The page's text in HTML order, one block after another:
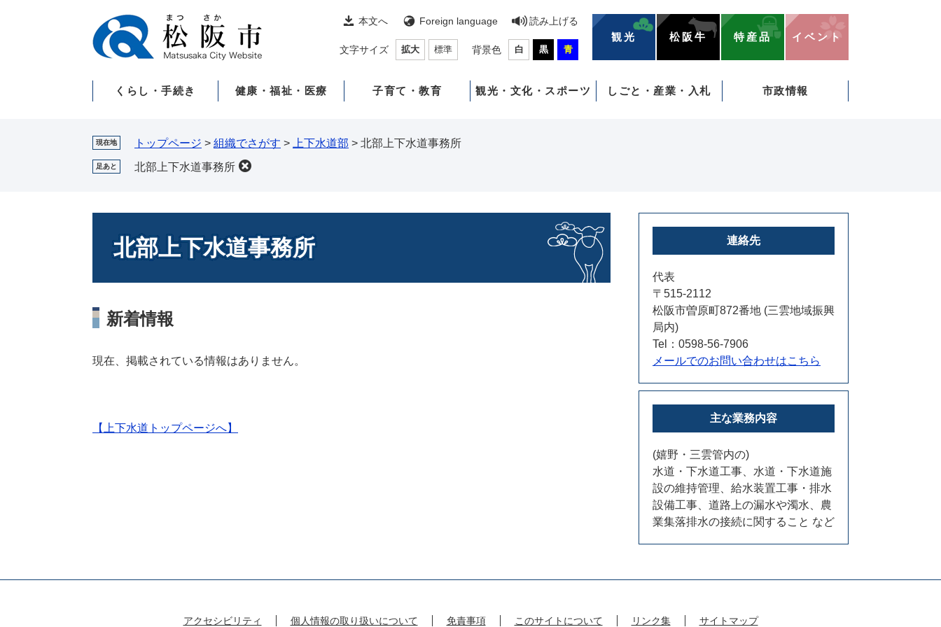
本文へ Foreign language 読み上げる
文字サイズ 拡大 標準 背景色 白 黒 青
観光 松阪牛 特産品 イベント
くらし・手続き 健康・福祉・医療 子育て・教育 観光・文化・スポーツ しごと・産業・入札 市政情報
現在地 トップページ > 組織でさがす > 上下水道部 > 北部上下水道事務所
足あと 北部上下水道事務所
北部上下水道事務所
新着情報
現在、掲載されている情報はありません。
【上下水道トップページへ】
連絡先
代表
〒515-2112
松阪市曽原町872番地 (三雲地域振興
局内)
Tel：0598-56-7906
メールでのお問い合わせはこちら
主な業務内容
(嬉野・三雲管内の)
水道・下水道工事、水道・下水道施
設の維持管理、給水装置工事・排水
設備工事、道路上の漏水や濁水、農
業集落排水の接続に関すること など
アクセシビリティ 個人情報の取り扱いについて 免責事項 このサイトについて リンク集 サイトマップ